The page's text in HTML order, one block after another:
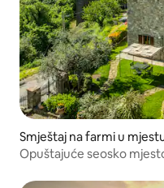
Smještaj na farmi u
Opuštajuće seosko